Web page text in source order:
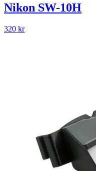
Nikon SW-10H
320 kr